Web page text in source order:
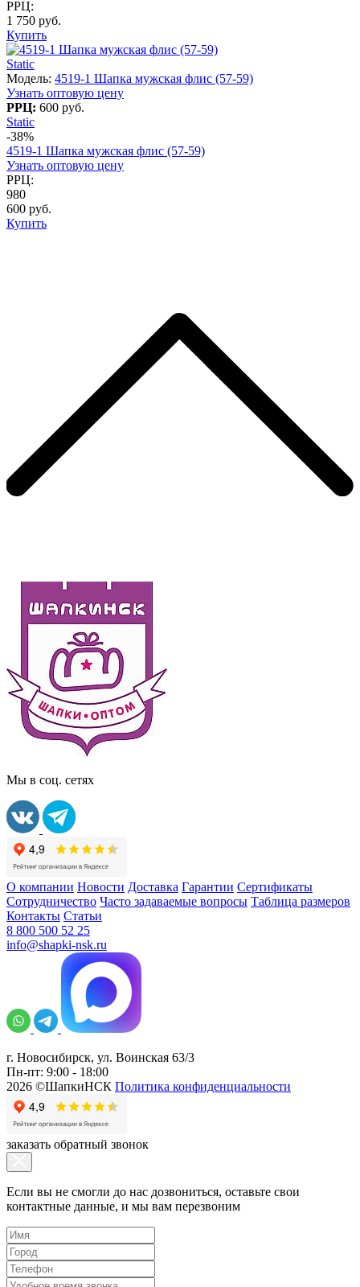
РРЦ:
1 750 руб.
Купить
Static
Модель: 4519-1 Шапка мужская флис (57-59)
Узнать оптовую цену
РРЦ: 600 руб.
Static
-38%
4519-1 Шапка мужская флис (57-59)
Узнать оптовую цену
РРЦ:
980
600 руб.
Купить
Мы в соц. сетях
О компании Новости Доставка Гарантии Сертификаты
Сотрудничество Часто задаваемые вопросы Таблица размеров
Контакты Статьи
8 800 500 52 25
info@shapki-nsk.ru
г. Новосибирск, ул. Воинская 63/3
Пн-пт: 9:00 - 18:00
2026 ©ШапкиНСК Политика конфиденциальности
заказать обратный звонок
Если вы не смогли до нас дозвониться, оставьте свои
контактные данные, и мы вам перезвоним